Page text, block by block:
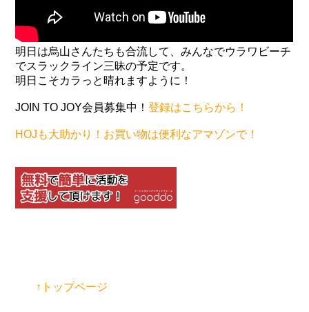
明日は烏山さんたちも合流して、みんなでウラワビーチ
でスラックライン三昧の予定です。
明日こそカラっと晴れますように！
JOIN TO JOY会員募集中！登録はこちらから！
HOJも大助かり！お買い物は便利なアマゾンで！
↑トップページ